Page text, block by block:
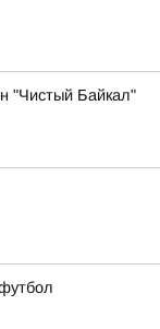
"Чистый Байкал"